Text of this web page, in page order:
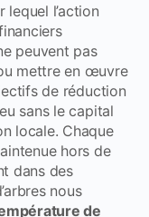
l’action
peuvent pas
mettre en œuvre
de réduction
sans le capital
locale. Chaque
hors de
dans des
nous
de